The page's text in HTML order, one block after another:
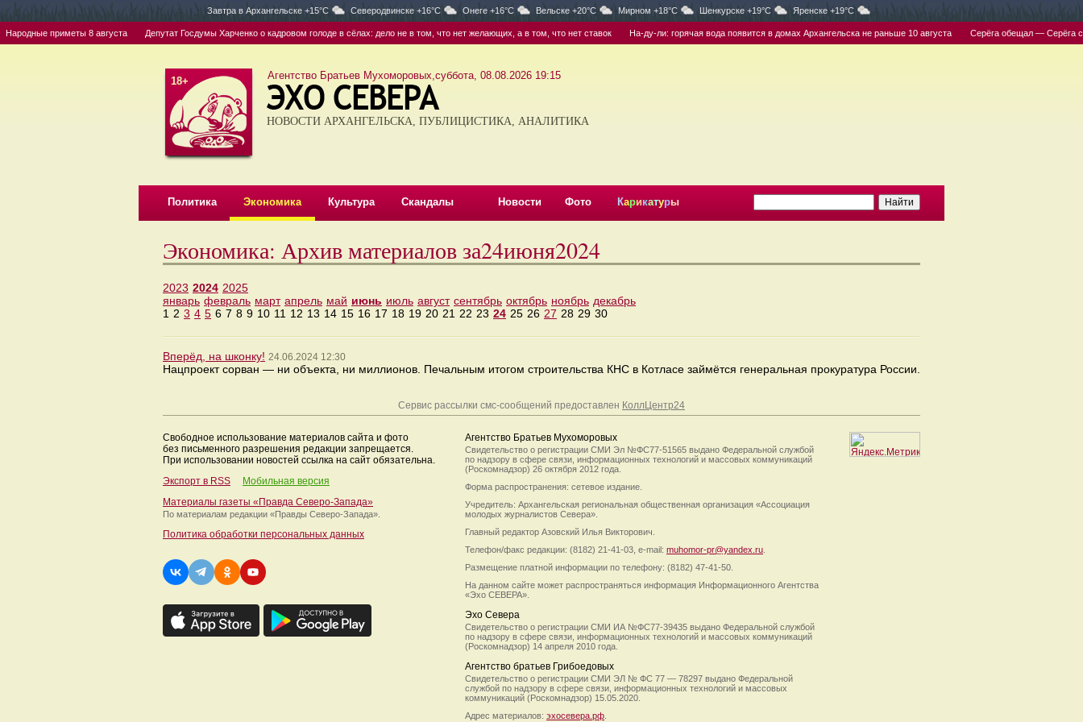
Завтра в Архангельске +15°C Северодвинске +16°C Онеге +16°C Вельске +20°C Мирном +18°C Шенкурске +19°C Яренске +19°C
приметы 8 августа Депутат Госдумы Харченко о кадровом голоде в сёлах: дело не в том, что нет желающих, а в том, что нет ставок На-ду-ли: горячая вода появится в домах Архангельска не раньше 10 августа Серёга обещал — Серёга
18+ Агентство Братьев Мухоморовых,суббота, 08.08.2026 19:15
НОВОСТИ АРХАНГЕЛЬСКА, ПУБЛИЦИСТИКА, АНАЛИТИКА
Политика Экономика Культура Скандалы Новости Фото Карикатуры
Экономика: Архив материалов за24июня2024
2023 2024 2025
январь февраль март апрель май июнь июль август сентябрь октябрь ноябрь декабрь
1 2 3 4 5 6 7 8 9 10 11 12 13 14 15 16 17 18 19 20 21 22 23 24 25 26 27 28 29 30
Вперёд, на шконку! 24.06.2024 12:30
Нацпроект сорван — ни объекта, ни миллионов. Печальным итогом строительства КНС в Котласе займётся генеральная прокуратура России.
Сервис рассылки смс-сообщений предоставлен КоллЦентр24
Свободное использование материалов сайта и фото
без письменного разрешения редакции запрещается.
При использовании новостей ссылка на сайт обязательна.
Экспорт в RSS
Мобильная версия
Материалы газеты «Правда Северо-Запада»
По материалам редакции «Правды Северо-Запада».
Политика обработки персональных данных
Агентство Братьев Мухоморовых
Свидетельство о регистрации СМИ Эл №ФС77-51565 выдано Федеральной службой
по надзору в сфере связи, информационных технологий и массовых коммуникаций
(Роскомнадзор) 26 октября 2012 года.
Форма распространения: сетевое издание.
Учредитель: Архангельская региональная общественная организация «Ассоциация
молодых журналистов Севера».
Главный редактор Азовский Илья Викторович.
Телефон/факс редакции: (8182) 21-41-03, e-mail: muhomor-pr@yandex.ru
Размещение платной информации по телефону: (8182) 47-41-50.
На данном сайте может распространяться информация Информационного Агентства
«Эхо СЕВЕРА».
Эхо Севера
Свидетельство о регистрации СМИ ИА №ФС77-39435 выдано Федеральной службой
по надзору в сфере связи, информационных технологий и массовых коммуникаций
(Роскомнадзор) 14 апреля 2010 года.
Агентство братьев Грибоедовых
Свидетельство о регистрации СМИ ЭЛ № ФС 77 — 78297 выдано Федеральной
службой по надзору в сфере связи, информационных технологий и массовых
коммуникаций (Роскомнадзор) 15.05.2020.
Адрес материалов: эхосевера.рф